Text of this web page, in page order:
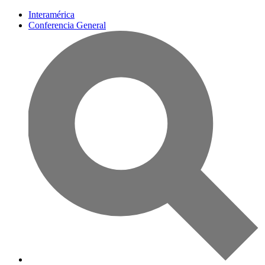
Interamérica
Conferencia General